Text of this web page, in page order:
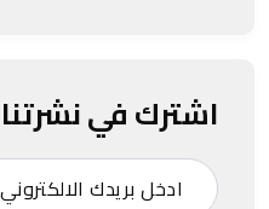
اشترك في نشرتنا